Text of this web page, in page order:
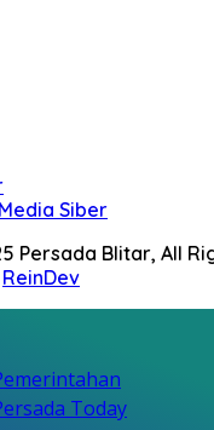
Siber
Persada Blitar, All
ReinDev
Today